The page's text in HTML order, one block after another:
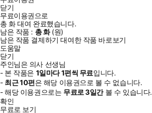
닫기
무료이용권으로
총 화대여 완료했습니다.
남은 작품 : 총화(원)
남은 작품 결제하기 대여한 작품 바로보기
도움말
닫기
주인님은 의사 선생님
- 본 작품은 1일마다1편씩 무료입니다.
- 최근10편은 해당 이용권으로 볼 수 없습니다.
- 해당 이용권으로는 무료로3일간볼 수 있습니다.
확인
무료로 보기